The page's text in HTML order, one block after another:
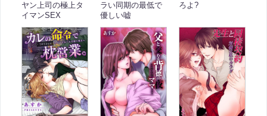
ヤン上司の極上タ
イマンSEX
ラい同期の最低で
優しい嘘
ろよ?